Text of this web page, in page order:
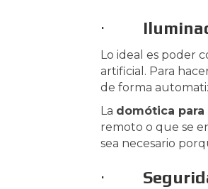
·
Lo ideal es poder
artificial. Para
de forma
La domótica
remoto o que se
sea necesario
·